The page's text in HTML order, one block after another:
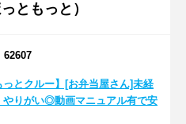
ともっと）
っとクルー】[お弁当屋さん]未経
やりがい◎動画マニュアル有で安